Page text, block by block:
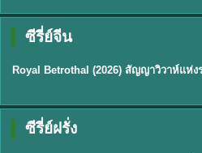
ซีรี่ย์จีน
★9
ซับไทย
ซีรี่ย์ฝรั่ง
พากย์ไทย